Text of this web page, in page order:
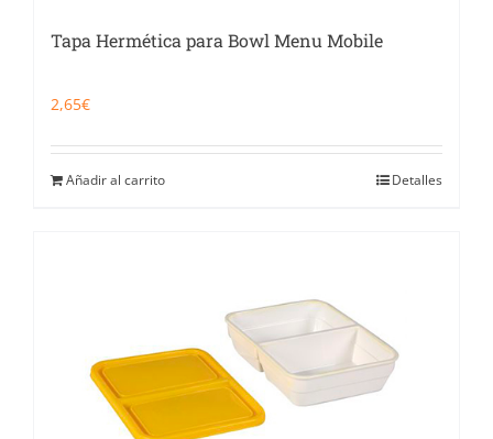
Tapa Hermética para Bowl Menu Mobile
2,65€
Añadir al carrito Detalles